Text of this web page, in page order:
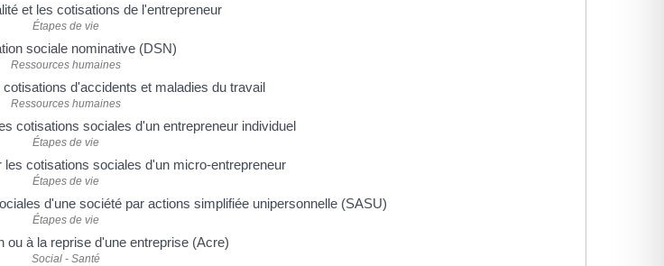
et les cotisations de l'entrepreneur
Étapes de vie
sociale nominative (DSN)
Ressources humaines
d'accidents et maladies du travail
Ressources humaines
cotisations sociales d'un entrepreneur individuel
Étapes de vie
les cotisations sociales d'un micro-entrepreneur
Étapes de vie
d'une société par actions simplifiée unipersonnelle (SASU)
Étapes de vie
ou à la reprise d'une entreprise (Acre)
Social - Santé